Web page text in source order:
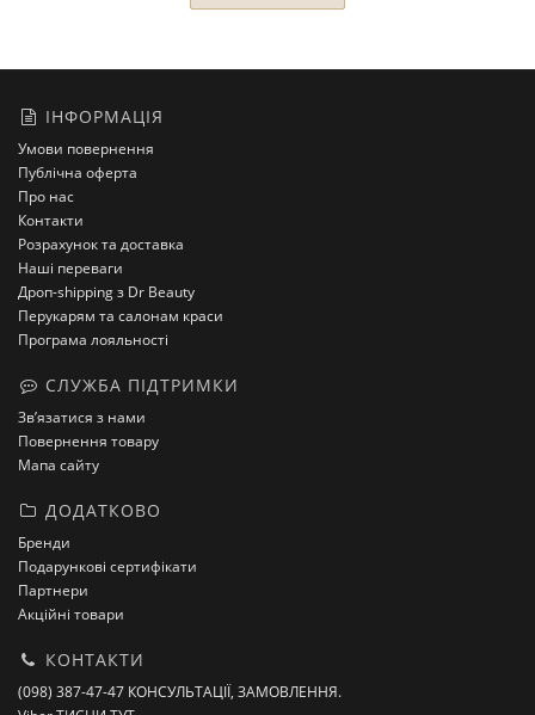
ІНФОРМАЦІЯ
Умови повернення
Публічна оферта
Про нас
Контакти
Розрахунок та доставка
Наші переваги
Дроп-shipping з Dr Beauty
Перукарям та салонам краси
Програма лояльності
СЛУЖБА ПІДТРИМКИ
Зв’язатися з нами
Повернення товару
Мапа сайту
ДОДАТКОВО
Бренди
Подарункові сертифікати
Партнери
Акційні товари
КОНТАКТИ
(098) 387-47-47 КОНСУЛЬТАЦІЇ, ЗАМОВЛЕННЯ.